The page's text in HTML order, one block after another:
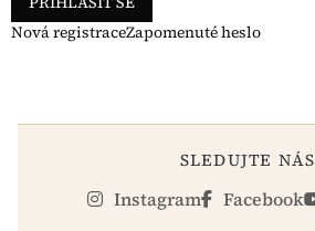
Nová registraceZapomenuté heslo
SLEDUJTE NÁS
Instagram Facebook